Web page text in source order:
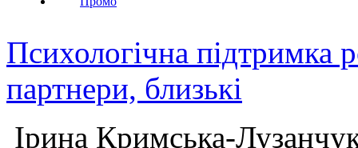
Психологічна підтримка
партнери, близькі
Ірина Кримська-